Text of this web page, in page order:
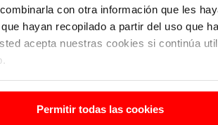
con otra información que les
hayan recopilado a partir del uso que
acepta nuestras cookies si continúa
Permitir todas las cookies